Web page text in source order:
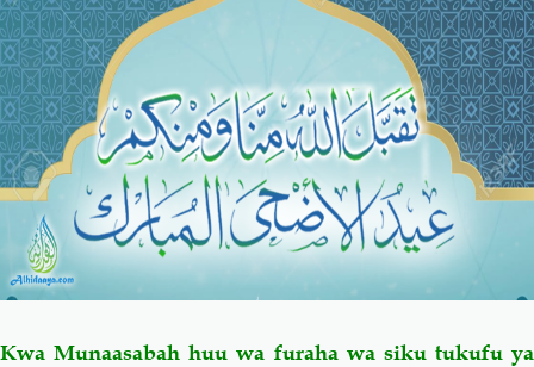
Fataawa Za Ulamaa Kauli Za Salaf
Akhlaaq-Aadaab Raqaaiq
Familia-Jamii Maswali-Majibu
Chemsha Bongo Vitabu
Kwa Munaasabah huu wa furaha wa siku tukufu ya